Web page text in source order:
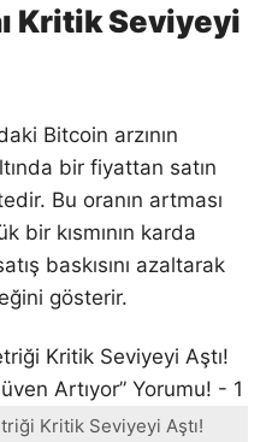
Kritik Seviyeyi
Bitcoin arzının
bir fiyattan satın
Bu oranın artması
bir kısmının karda
baskısını azaltarak
gösterir.
Kritik Seviyeyi Aştı!